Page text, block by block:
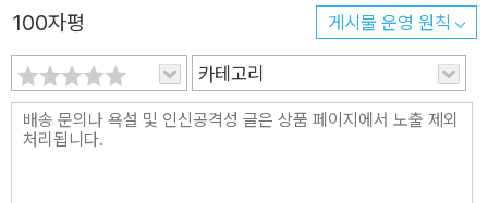
바람을 담은 여러 가지 상징들이 나오지요. 우투리가 콩으로 만든
갑옷은 아무리 많은 화살이 날아와도 닿기만 하면 툭툭 부러뜨립
니다. 여기서 나오는 콩은 백성들의 소중한 곡식이에요. 우투리가
죽은 뒤에 같이 묻어 준 좁쌀, 메밀, 팥이 바위 속에서 병사가 되
고, 말이 되고, 투구가 되어 우투리와 함께 있는 것도, 우투리를
100자평 게시물 운영 원칙
카테고리